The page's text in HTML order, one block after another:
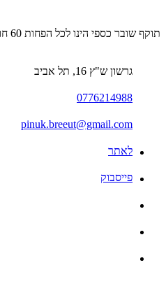
תוקף שובר כספי הינו לכל הפחות 60 חודשים ממועד הפקתו. תוקף שובר לרכישת מוצר או שירות מסויים יהיה לכל הפחות 24 חודשים ממועד הפקתו
גרשון ש"ץ 16, תל אביב
0776214988
pinuk.breeut@gmail.com
לאתר
פייסבוק